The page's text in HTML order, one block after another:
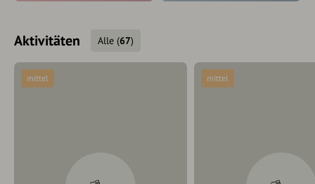
Aktivitäten Alle (67)
mittel mittel